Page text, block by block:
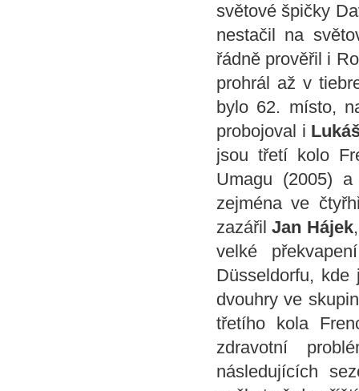
světové špičky
nestačil na
řádně prověřil i
prohrál až v
bylo 62. místo,
probojoval i
jsou třetí kolo
Umagu (2005)
zejména ve
zazářilJan Hájek
velké
Düsseldorfu,
dvouhry ve
třetího kola
zdravotní
následujících